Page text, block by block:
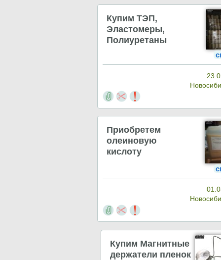
Купим ТЭП,
Эластомеры,
Полиуретаны
Приобретем
олеиновую
кислоту
Купим Магнитные
держатели пленок